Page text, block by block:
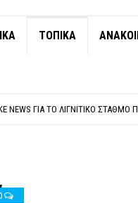
ΤΟΠΙΚΑ
NEWS ΓΙΑ ΤΟ ΛΙΓΝΙΤΙΚΌ